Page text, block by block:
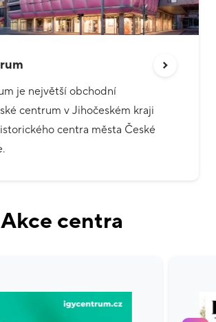
je největší obchodní
centrum v Jihočeském kraji
centra města České
Akce centra